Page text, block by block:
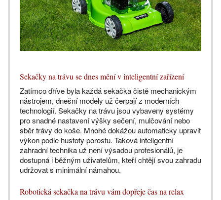
Sekačky na trávu se dnes mění v inteligentní zařízení
Zatímco dříve byla každá sekačka čistě mechanickým
nástrojem, dnešní modely už čerpají z moderních
technologií. Sekačky na trávu jsou vybaveny systémy
pro snadné nastavení výšky sečení, mulčování nebo
sběr trávy do koše. Mnohé dokážou automaticky upravit
výkon podle hustoty porostu. Taková inteligentní
zahradní technika už není výsadou profesionálů, je
dostupná i běžným uživatelům, kteří chtějí svou zahradu
udržovat s minimální námahou.
Robotická sekačka na trávu vám dopřeje čas na relax